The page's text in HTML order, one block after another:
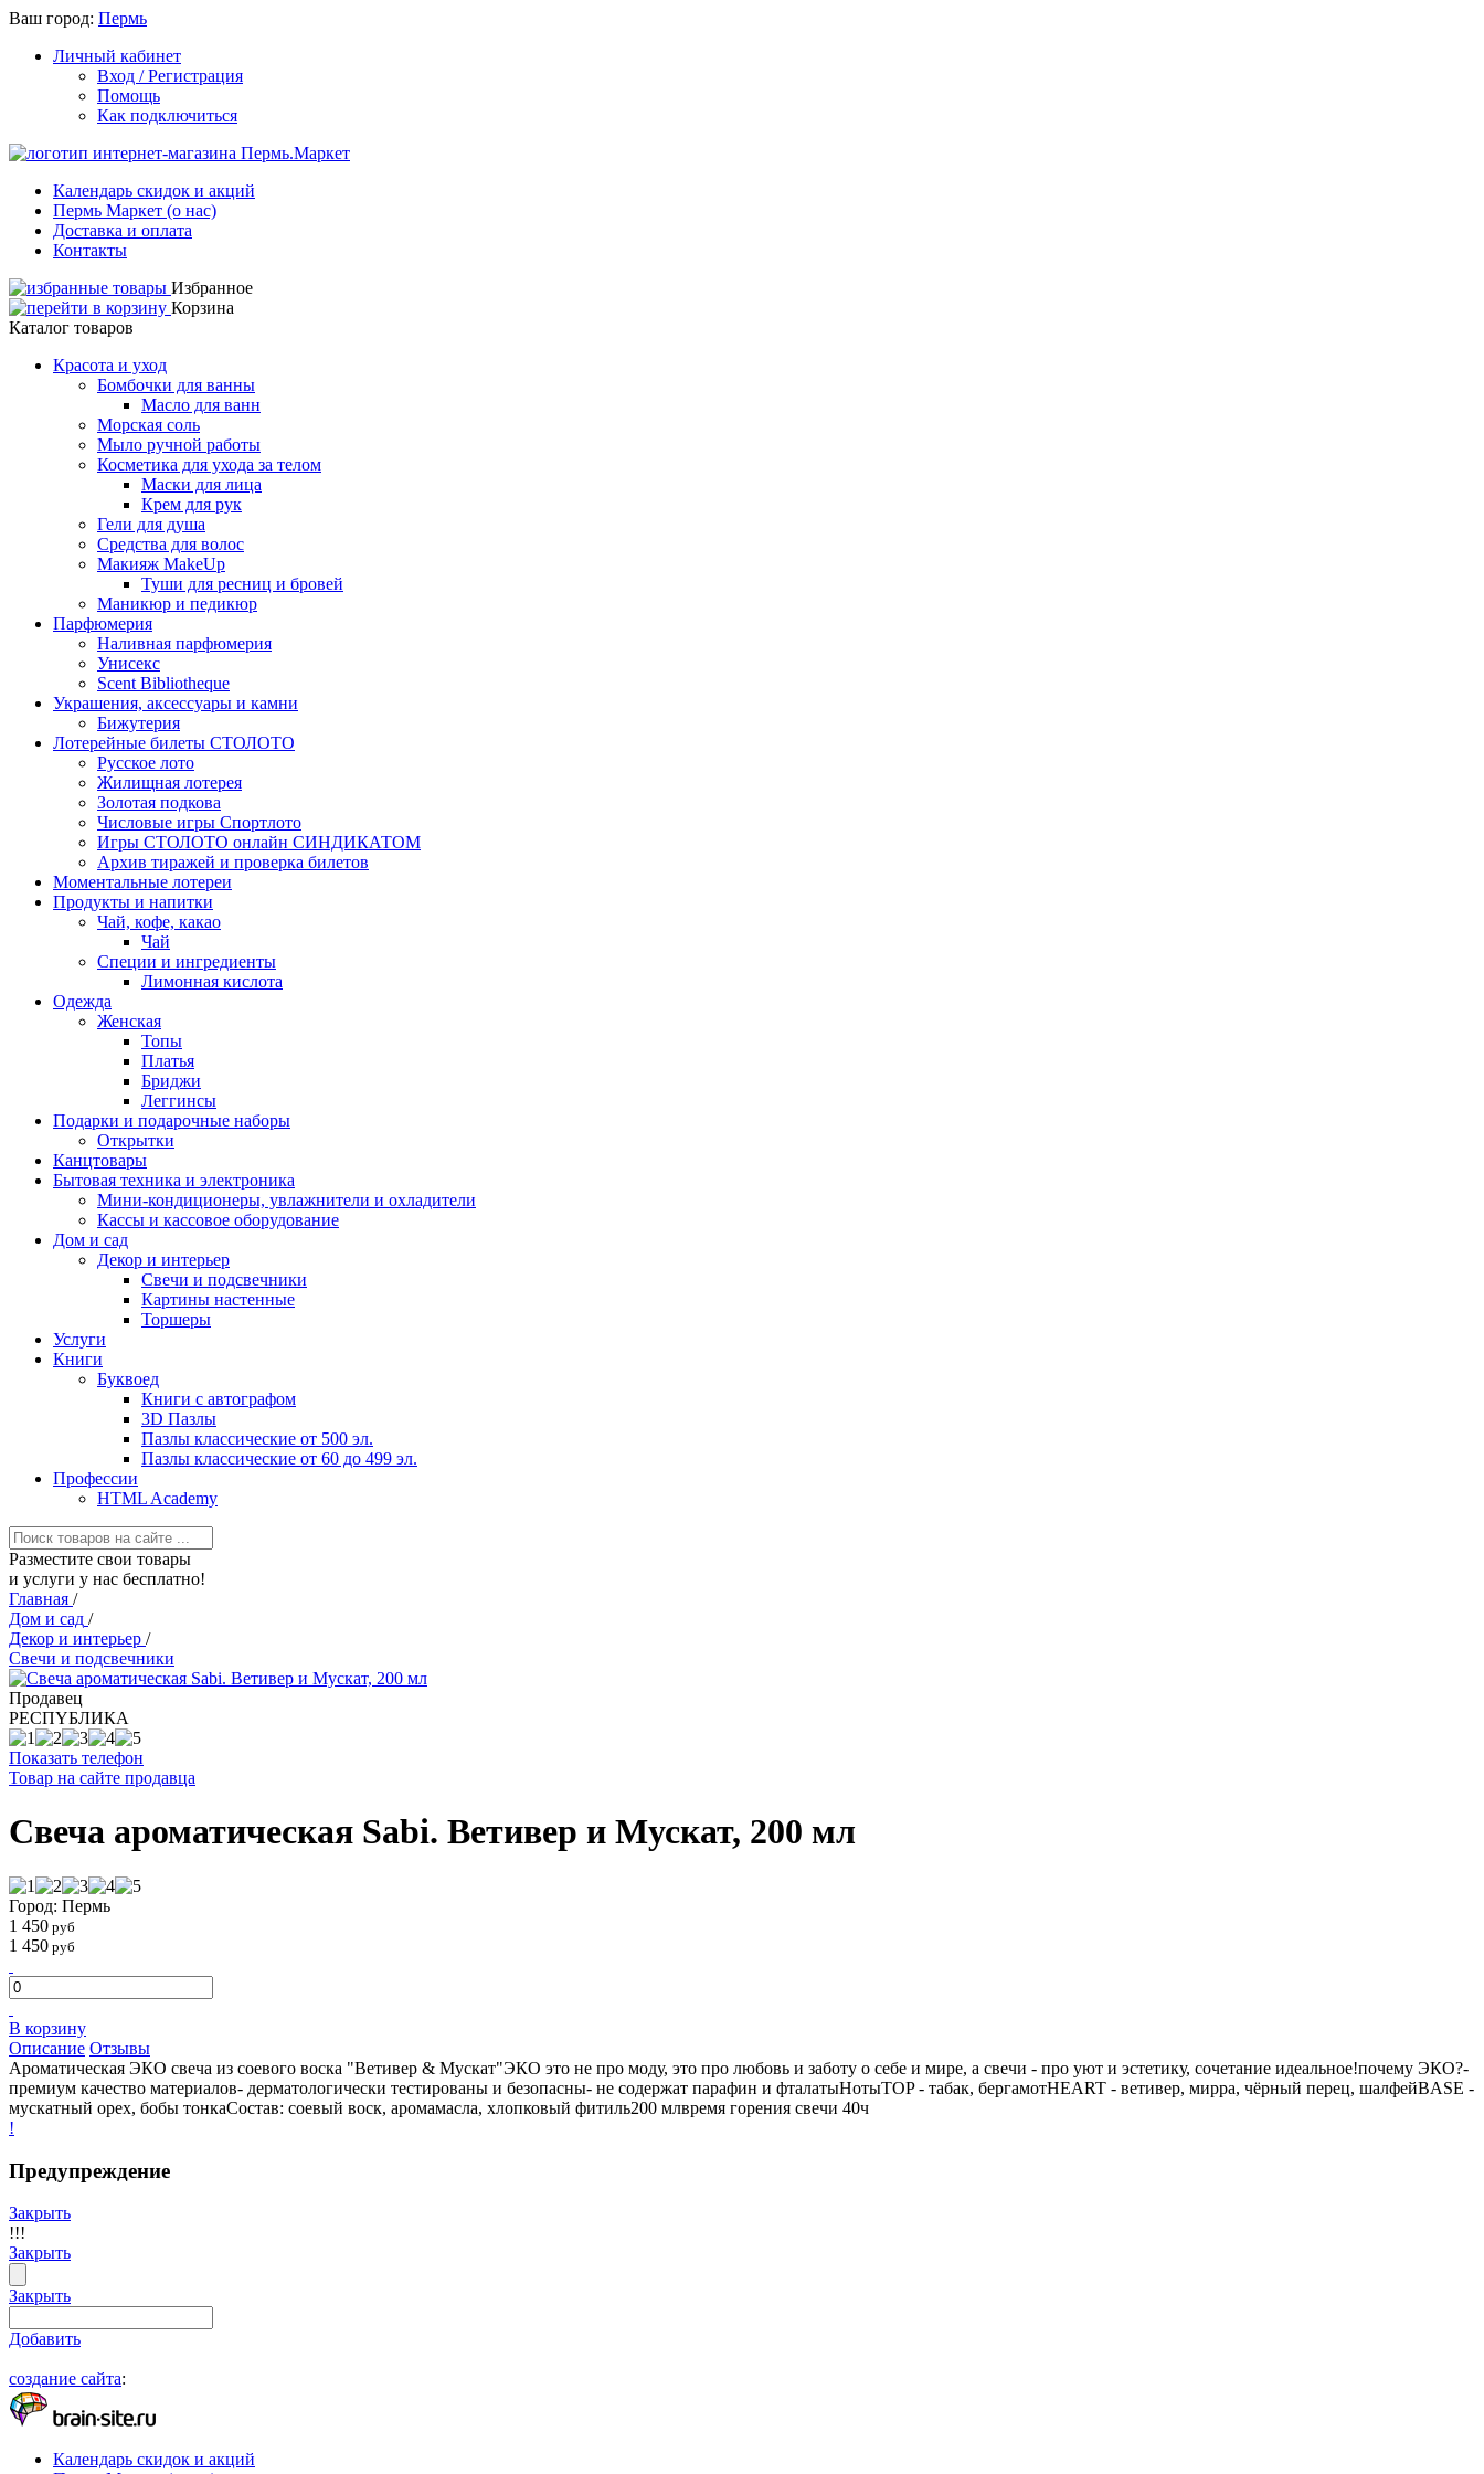
Ваш город: Пермь
Личный кабинет
Вход / Регистрация
Помощь
Как подключиться
Календарь скидок и акций
Пермь Маркет (о нас)
Доставка и оплата
Контакты
Избранное
Корзина
Каталог товаров
Красота и уход
Бомбочки для ванны
Масло для ванн
Морская соль
Мыло ручной работы
Косметика для ухода за телом
Маски для лица
Крем для рук
Гели для душа
Средства для волос
Макияж MakeUp
Туши для ресниц и бровей
Маникюр и педикюр
Парфюмерия
Наливная парфюмерия
Унисекс
Scent Bibliotheque
Украшения, аксессуары и камни
Бижутерия
Лотерейные билеты СТОЛОТО
Русское лото
Жилищная лотерея
Золотая подкова
Числовые игры Спортлото
Игры СТОЛОТО онлайн СИНДИКАТОМ
Архив тиражей и проверка билетов
Моментальные лотереи
Продукты и напитки
Чай, кофе, какао
Чай
Специи и ингредиенты
Лимонная кислота
Одежда
Женская
Топы
Платья
Бриджи
Леггинсы
Подарки и подарочные наборы
Открытки
Канцтовары
Бытовая техника и электроника
Мини-кондиционеры, увлажнители и охладители
Кассы и кассовое оборудование
Дом и сад
Декор и интерьер
Свечи и подсвечники
Картины настенные
Торшеры
Услуги
Книги
Буквоед
Книги с автографом
3D Пазлы
Пазлы классические от 500 эл.
Пазлы классические от 60 до 499 эл.
Профессии
HTML Academy
Разместите свои товары
и услуги у нас бесплатно!
Главная /
Дом и сад /
Декор и интерьер /
Свечи и подсвечники
Продавец
РЕСПYБЛИКА
Показать телефон
Товар на сайте продавца
Свеча ароматическая Sabi. Ветивер и Мускат, 200 мл
Город: Пермь
1 450 руб
1 450 руб
В корзину
Описание Отзывы
Ароматическая ЭКО свеча из соевого воска "Ветивер & Мускат"ЭКО это не про моду, это про любовь и заботу о себе и мире, а свечи - про уют и эстетику, сочетание идеальное!почему ЭКО?-
премиум качество материалов- дерматологически тестированы и безопасны- не содержат парафин и фталатыНотыTOP - табак, бергамотHEART - ветивер, мирра, чёрный перец, шалфейBASE -
мускатный орех, бобы тонкаСостав: соевый воск, аромамасла, хлопковый фитиль200 млвремя горения свечи 40ч
!
Предупреждение
Закрыть
!!!
Закрыть
Закрыть
Добавить
создание сайта:
Календарь скидок и акций